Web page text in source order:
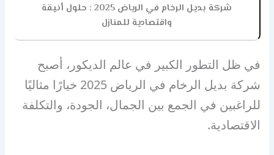
شركة بديل الرخام في الرياض 2025 : حلول أنيقة
واقتصادية للمنازل
في ظل التطور الكبير في عالم الديكور، أصبح
شركة بديل الرخام في الرياض 2025 خيارًا مثاليًا
للراغبين في الجمع بين الجمال، الجودة، والتكلفة
الاقتصادية.